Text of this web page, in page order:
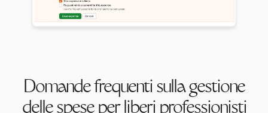
Domande frequenti sulla gestione
delle spese per liberi professionisti